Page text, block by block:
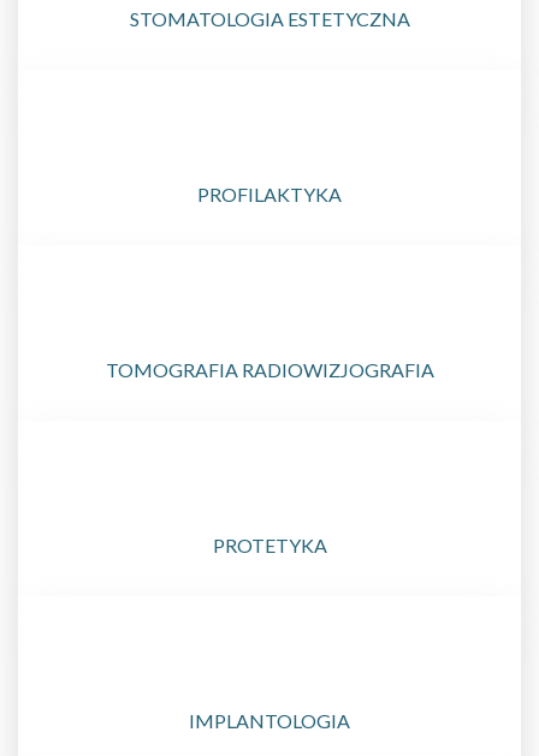
STOMATOLOGIA ESTETYCZNA
PROFILAKTYKA
TOMOGRAFIA RADIOWIZJOGRAFIA
PROTETYKA
IMPLANTOLOGIA